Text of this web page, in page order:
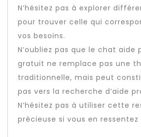
N’hésitez pas à explorer
pour trouver celle qui
vos besoins.
N’oubliez pas que le chat aide
gratuit ne remplace pas une
traditionnelle, mais peut
pas vers la recherche d’aide
N’hésitez pas à utiliser cette
précieuse si vous en ressentez